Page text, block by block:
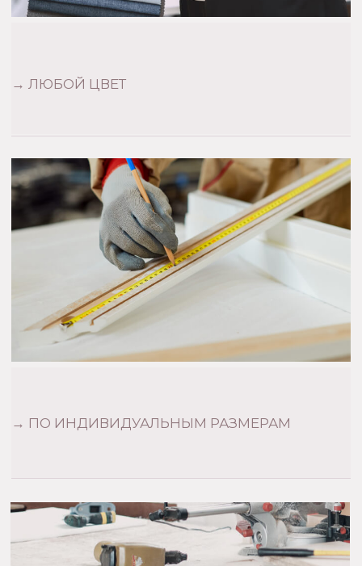
ОГРН 325784700437690
Титов Виталий Юрьевич
Политика конфиденциальности
Договор оферты
Индивидуальный заказ
Наверх︎
*Принадлежит компании Meta,
признанной экстремистской
организацией и запрещенной в РФ
Mamoony.ru@yandex.ru